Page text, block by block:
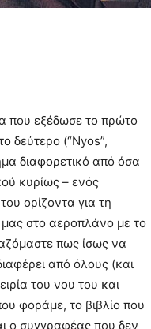
ΤΙΣ
ΤΕΧΝΕΣ
που εξέδωσε το πρώτο
δεύτερο (“Nyos”,
διαφορετικό από όσα
κυρίως – ενός
ορίζοντα για τη
μας στο αεροπλάνο με το
πως ίσως να
από όλους (και
του νου του και
φοράμε, το βιβλίο που
ο συγγραφέας που δεν